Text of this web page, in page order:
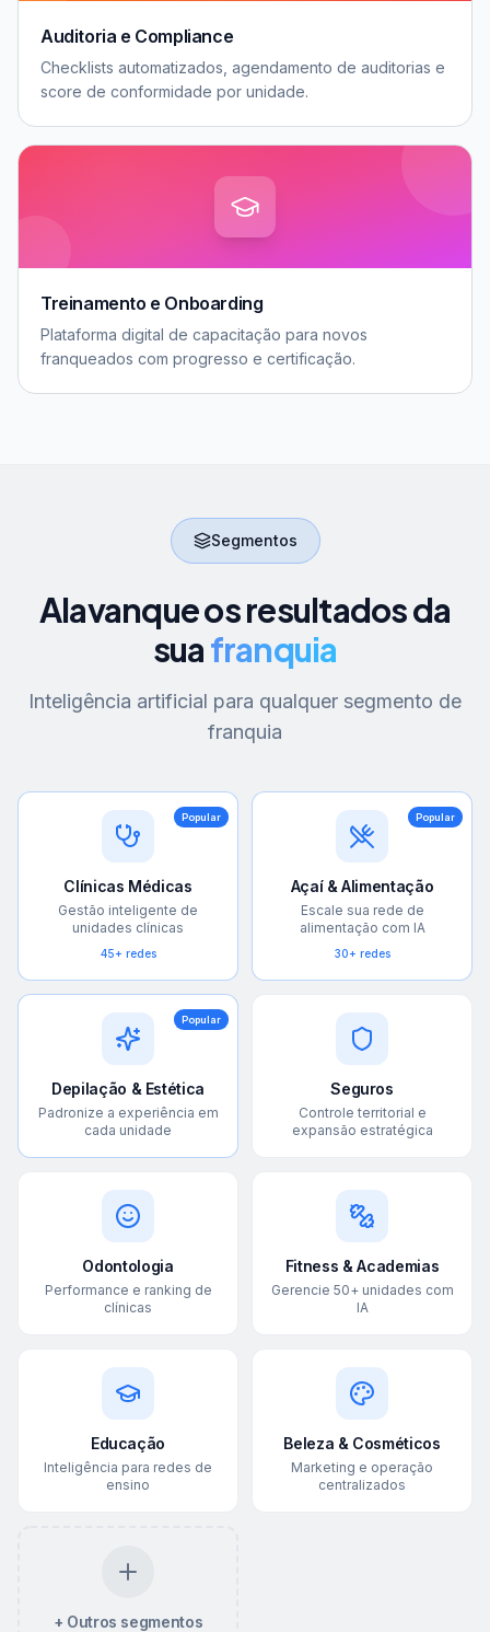
Auditoria e Compliance
Checklists automatizados, agendamento de auditorias e
score de conformidade por unidade.
Treinamento e Onboarding
Plataforma digital de capacitação para novos
franqueados com progresso e certificação.
Segmentos
Alavanque os resultados da
suafranquia
Inteligência artificial para qualquer segmento de
franquia
Popular
Clínicas Médicas
Gestão inteligente de
unidades clínicas
45+ redes
Popular
Açaí & Alimentação
Escale sua rede de
alimentação com IA
30+ redes
Popular
Depilação & Estética
Padronize a experiência em
cada unidade
Seguros
Controle territorial e
expansão estratégica
Odontologia
Performance e ranking de
clínicas
Fitness & Academias
Gerencie 50+ unidades com
IA
Educação
Inteligência para redes de
ensino
Beleza & Cosméticos
Marketing e operação
centralizados
+ Outros segmentos